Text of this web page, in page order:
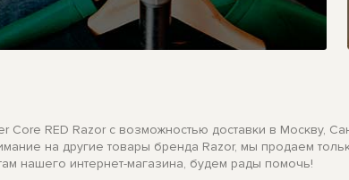
Core RED Razor с возможностью доставки в Москву,
на другие товары бренда Razor, мы продаем
нашего интернет-магазина, будем рады помочь!